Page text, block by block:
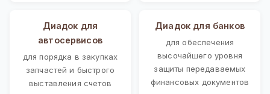
Диадок для
автосервисов
для порядка в закупках
запчастей и быстрого
выставления счетов
Диадок для банков
для обеспечения
высочайшего уровня
защиты передаваемых
финансовых документов